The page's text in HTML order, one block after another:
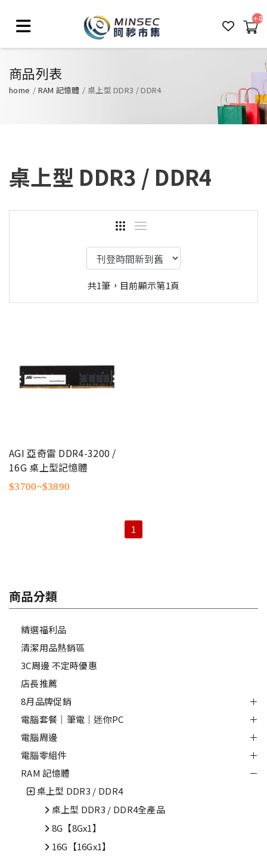
0
商品列表
home RAM 記憶體 桌上型 DDR3 / DDR4
商品分類
精選福利品
清潔用品熱銷區
3C周邊 不定時優惠
店長推薦
8月品牌促銷
電腦套餐｜筆電｜迷你PC
電腦周邊
電腦零組件
RAM 記憶體
桌上型 DDR3 / DDR4
桌上型 DDR3 / DDR4全產品
8G【8Gx1】
16G【16Gx1】
桌上型 DDR3 / DDR4
共1筆，目前顯示第1頁
AGI 亞奇雷 DDR4-3200 /
16G 桌上型記憶體
$3700~$3890
1